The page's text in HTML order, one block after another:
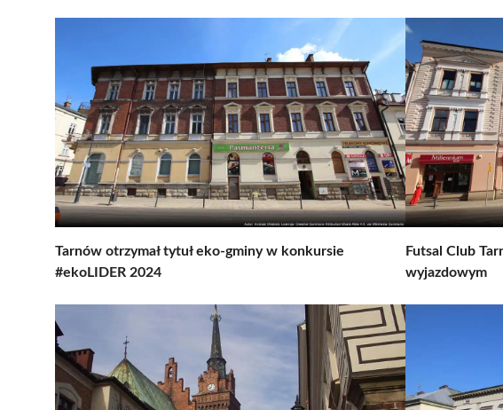
Tarnów otrzymał tytuł eko-gminy w konkursie
#ekoLIDER 2024
Futsal Club
wyjazdowym